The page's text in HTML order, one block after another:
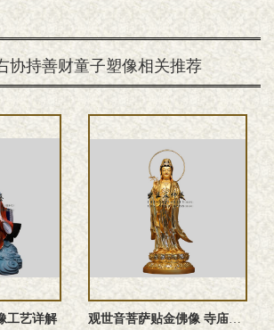
协持善财童子塑像相关推荐
工艺详解 观世音菩萨贴金佛像 寺庙大型殿堂造像厂家可定做